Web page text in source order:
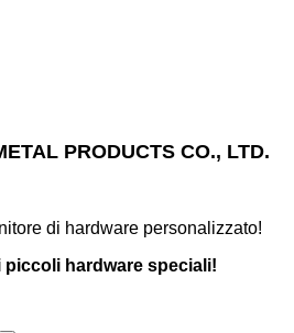
PRODUCTS CO., LTD.
di hardware personalizzato!
hardware speciali!